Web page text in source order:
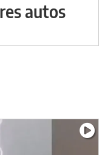
autos